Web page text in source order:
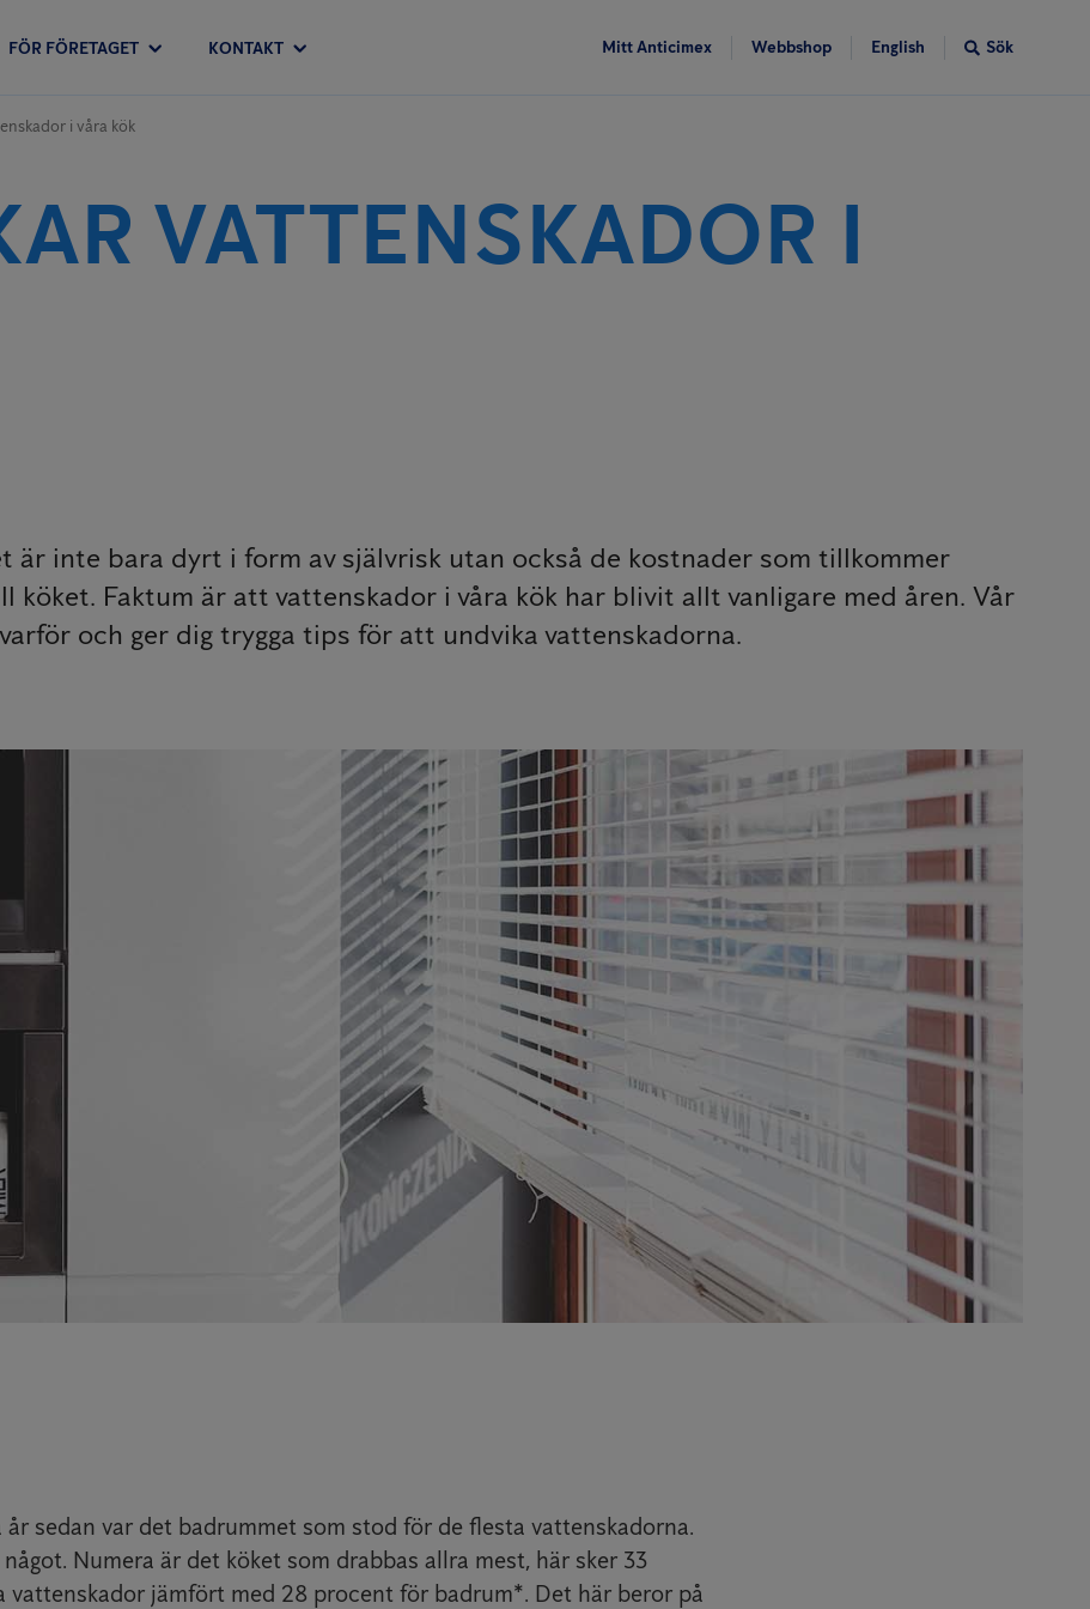
FÖR FÖRETAGET KONTAKT Mitt Anticimex Webbshop English Sök
i våra kök
VATTENSKADOR I
är inte bara dyrt i form av självrisk utan också de kostnader som tillkommer
Faktum är att vattenskador i våra kök har blivit allt vanligare med åren. Vår
och ger dig trygga tips för att undvika vattenskadorna.
år sedan var det badrummet som stod för de flesta vattenskadorna.
Numera är det köket som drabbas allra mest, här sker 33
vattenskador jämfört med 28 procent för badrum*. Det här beror på